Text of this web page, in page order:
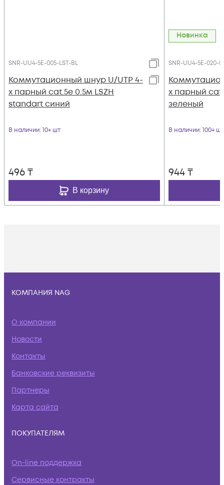
SNR-UU4-5E-005-LST-BL
Коммутационный шнур U/UTP 4-
х парный cat.5e 0.5м LSZH
standart синий
В наличии: 10+ шт
496₸
В корзину
Новинка
SNR-UU4-5E-020-
х парный
зеленый
В наличии: 100+ шт
944₸
КОМПАНИЯ NAG
О компании
Новости
Контакты
Банковские реквизиты
Партнеры
Карта сайта
ПОКУПАТЕЛЯМ
On-line поддержка
Сервисные контракты